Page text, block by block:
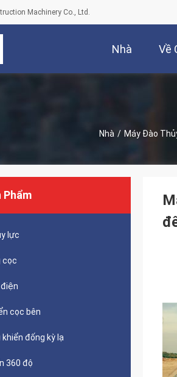
Machinery Co., Ltd.
Nhà Về
Nhà / Máy Đào
Phẩm
lực
cọc
cọc bên
đống kỳ lạ
360 độ